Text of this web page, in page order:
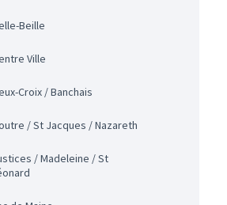
Beille
Ville
Croix / Banchais
/ St Jacques / Nazareth